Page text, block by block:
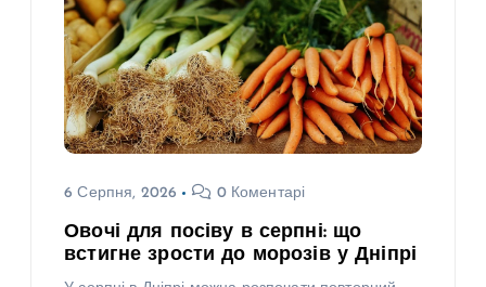
6 Серпня, 2026 0 Коментарі
Овочі для посіву в серпні: що
встигне зрости до морозів у Дніпрі